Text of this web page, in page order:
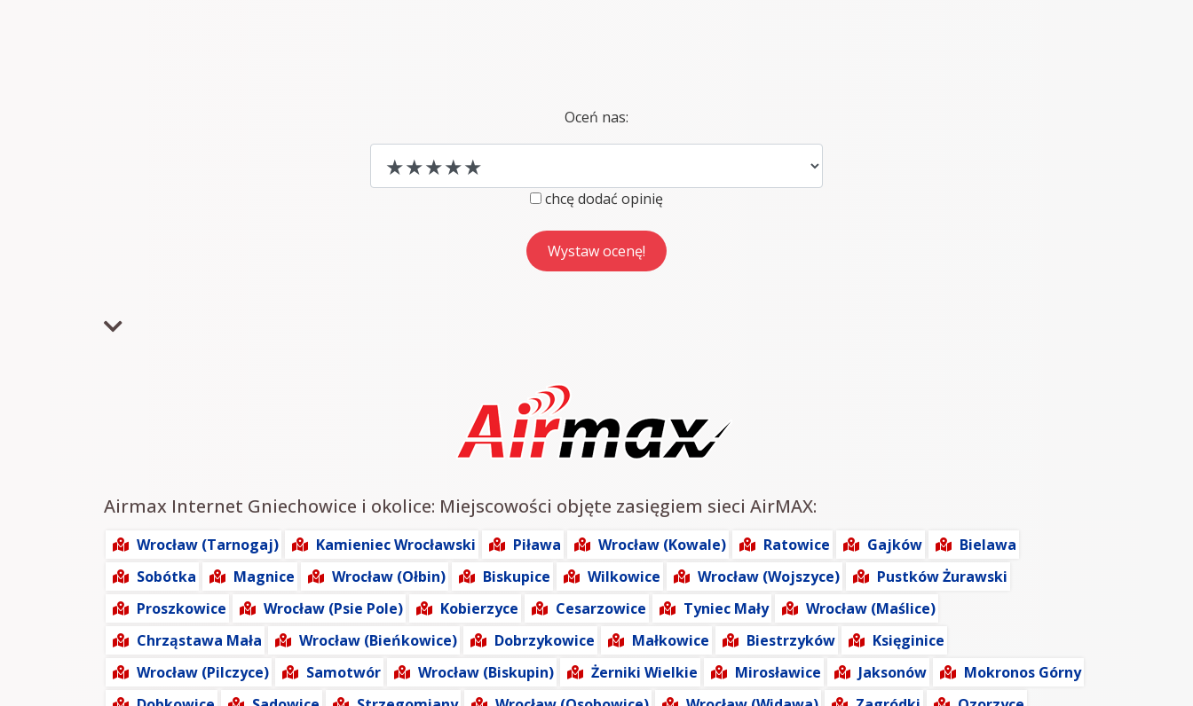
Oceń nas:
chcę dodać opinię
Airmax Internet Gniechowice i okolice: Miejscowości objęte zasięgiem sieci AirMAX:
Wrocław (Tarnogaj) Kamieniec Wrocławski Piława Wrocław (Kowale) Ratowice Gajków
Bielawa
Sobótka
Magnice Wrocław (Ołbin) Biskupice Wilkowice Wrocław (Wojszyce)
Pustków Żurawski
Proszkowice
Wrocław (Psie Pole) Kobierzyce Cesarzowice Tyniec Mały
Wrocław (Maślice)
Chrząstawa Mała
Wrocław (Bieńkowice) Dobrzykowice Małkowice Biestrzyków
Księginice
Wrocław (Pilczyce)
Samotwór Wrocław (Biskupin) Żerniki Wielkie Mirosławice Jaksonów
Mokronos Górny